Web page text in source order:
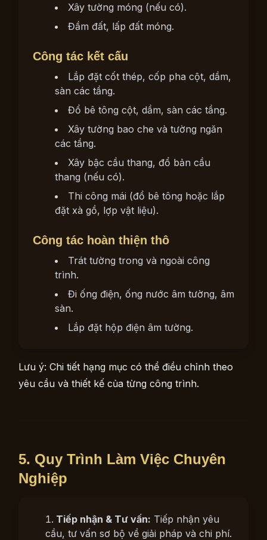
Xây tường móng (nếu có).
Đầm đất, lấp đất móng.
Công tác kết cấu
Lắp đặt cốt thép, cốp pha cột, dầm,
sàn các tầng.
Đổ bê tông cột, dầm, sàn các tầng.
Xây tường bao che và tường ngăn
các tầng.
Xây bậc cầu thang, đổ bản cầu
thang (nếu có).
Thi công mái (đổ bê tông hoặc lắp
đặt xà gồ, lợp vật liệu).
Công tác hoàn thiện thô
Trát tường trong và ngoài công
trình.
Đi ống điện, ống nước âm tường, âm
sàn.
Lắp đặt hộp điện âm tường.
Lưu ý: Chi tiết hạng mục có thể điều chỉnh theo
yêu cầu và thiết kế của từng công trình.
5. Quy Trình Làm Việc Chuyên
Nghiệp
Tiếp nhận & Tư vấn: Tiếp nhận yêu
cầu, tư vấn sơ bộ về giải pháp và chi phí.